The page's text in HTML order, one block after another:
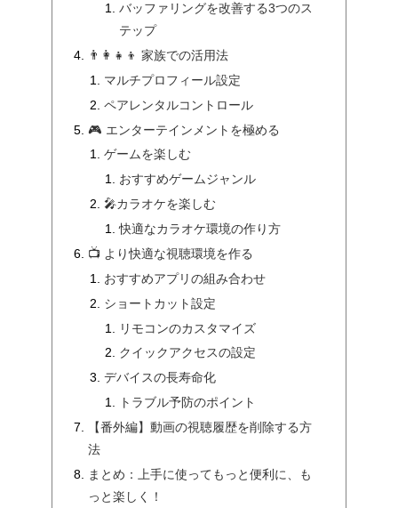
バッファリングを改善する3つのス
テップ
👨‍👩‍👧‍👦 家族での活用法
マルチプロフィール設定
ペアレンタルコントロール
🎮 エンターテインメントを極める
ゲームを楽しむ
おすすめゲームジャンル
🎤カラオケを楽しむ
快適なカラオケ環境の作り方
📺 より快適な視聴環境を作る
おすすめアプリの組み合わせ
ショートカット設定
リモコンのカスタマイズ
クイックアクセスの設定
デバイスの長寿命化
トラブル予防のポイント
【番外編】動画の視聴履歴を削除する方
法
まとめ：上手に使ってもっと便利に、も
っと楽しく！